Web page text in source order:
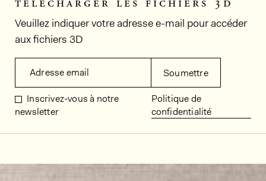
Veuillez indiquer votre adresse e-mail pour accéder
aux fichiers 3D
Adresse email Soumettre
Inscrivez-vous à notre
newsletter
Politique de
confidentialité